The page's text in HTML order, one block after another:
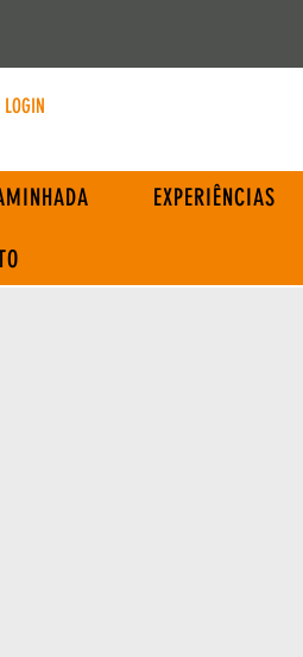
LOGIN
EXPERIÊNCIAS